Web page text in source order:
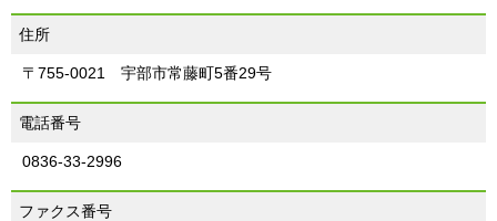
住所
〒755-0021 宇部市常藤町5番29号
電話番号
0836-33-2996
ファクス番号